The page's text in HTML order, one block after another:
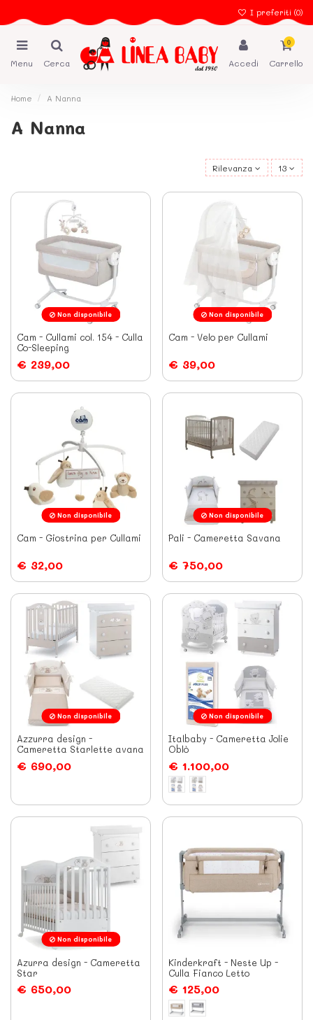
I preferiti (0)
Menu Cerca Accedi
0
Carrello
Home A Nanna
A Nanna
Rilevanza 13
Non disponibile
Cam - Cullami col. 154 - Culla
Co-Sleeping
€ 239,00
Non disponibile
Cam - Velo per Cullami
€ 39,00
Non disponibile
Cam - Giostrina per Cullami
€ 32,00
Non disponibile
Pali - Cameretta Savana
€ 750,00
Non disponibile
Azzurra design -
Cameretta Starlette avana
€ 690,00
Non disponibile
Italbaby - Cameretta Jolie
Oblò
€ 1.100,00
Non disponibile
Azurra design - Cameretta
Star
€ 650,00
Kinderkraft - Neste Up -
Culla Fianco Letto
€ 125,00